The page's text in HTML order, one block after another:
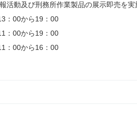
活動及び刑務所作業製品の展示即売を実
：00から19：00
から19：00
から16：00